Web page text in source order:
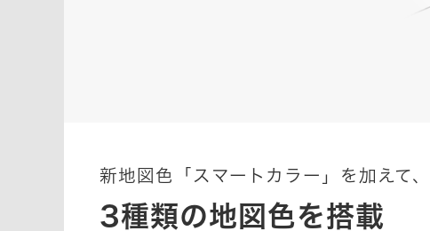
新地図色「スマートカラー」を加えて
3種類の地図色を搭載